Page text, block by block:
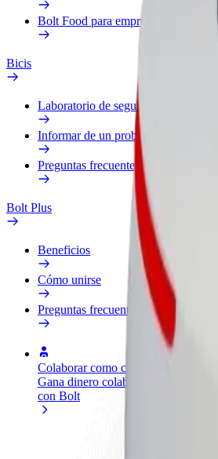
Bolt Food para empresas
Bicis
Laboratorio de seguridad
Informar de un problema
Preguntas frecuentes
Bolt Plus
Beneficios
Cómo unirse
Preguntas frecuentes
Colaborar como conductor
Gana dinero colaborando
con Bolt